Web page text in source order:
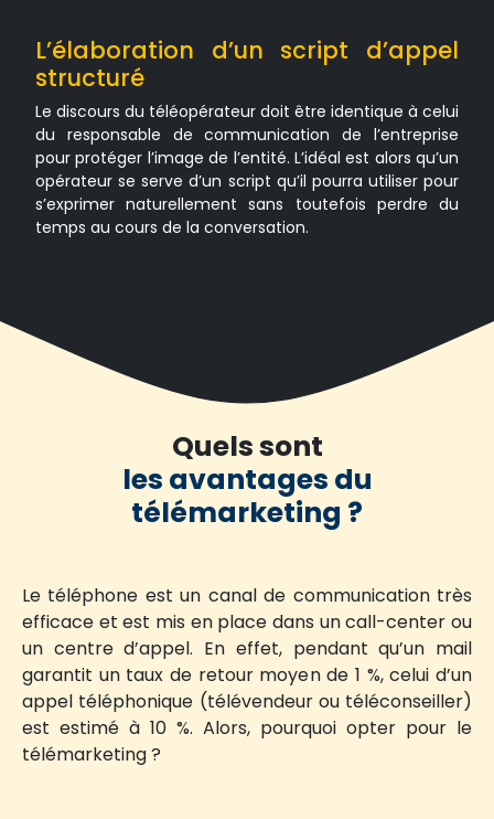
L’élaboration d’un script d’appel
structuré
Le discours du téléopérateur doit être identique à celui
du responsable de communication de l’entreprise
pour protéger l’image de l’entité. L’idéal est alors qu’un
opérateur se serve d’un script qu’il pourra utiliser pour
s’exprimer naturellement sans toutefois perdre du
temps au cours de la conversation.
Quels sont
les avantages du
télémarketing ?
Le téléphone est un canal de communication très
efficace et est mis en place dans un call-center ou
un centre d’appel. En effet, pendant qu’un mail
garantit un taux de retour moyen de 1 %, celui d’un
appel téléphonique (télévendeur ou téléconseiller)
est estimé à 10 %. Alors, pourquoi opter pour le
télémarketing ?